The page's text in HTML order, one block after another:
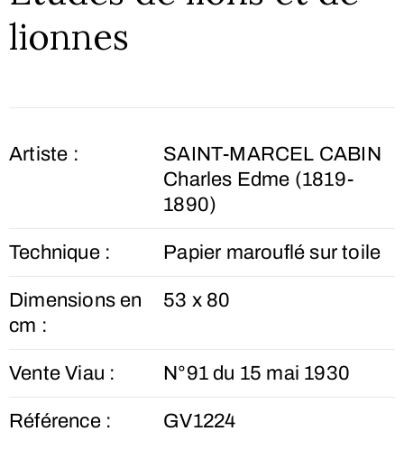
lionnes
Artiste :
SAINT-MARCEL CABIN
Charles Edme (1819-
1890)
Technique : Papier marouflé sur toile
Dimensions en
cm :
53 x 80
Vente Viau : N°91 du 15 mai 1930
Référence : GV1224